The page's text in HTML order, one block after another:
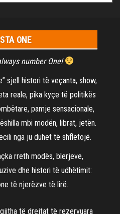
ONE
number One!
sjell histori të veçanta, show,
reale, pika kyçe të politikës
pamje sensacionale,
mbi modën, librat, jetën.
nga ju duhet të shfletojë.
rreth modës, blerjeve,
dhe histori të udhëtimit:
të njerëzve të lirë.
të drejtat të rezervuara